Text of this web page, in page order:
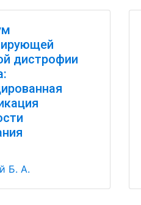
дистрофии
Б. А.